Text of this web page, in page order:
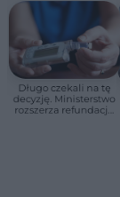
Długo czekali na tę
decyzję. Ministerstwo
rozszerza refundację